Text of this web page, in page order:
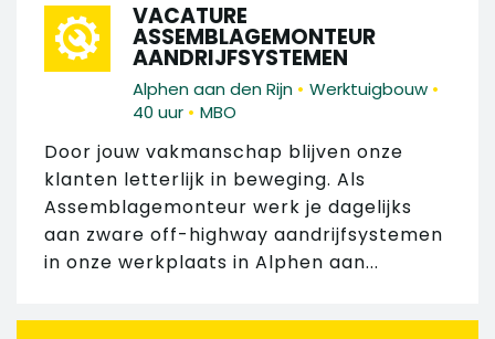
VACATURE
ASSEMBLAGEMONTEUR
AANDRIJFSYSTEMEN
Alphen aan den Rijn • Werktuigbouw •
40 uur • MBO
Door jouw vakmanschap blijven onze
klanten letterlijk in beweging. Als
Assemblagemonteur werk je dagelijks
aan zware off-highway aandrijfsystemen
in onze werkplaats in Alphen aan...